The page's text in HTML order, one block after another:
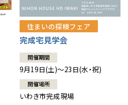
住まいの探検フェア
完成宅見学会
開催期間
9月19日(土)～23日(水・祝)
開催場所
いわき市完成現場